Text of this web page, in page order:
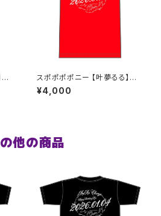
スポポポポニー 【叶夢るる】生
誕祭Tシャツ レッド S〜XLサイ
ズ
¥4,000
他の商品